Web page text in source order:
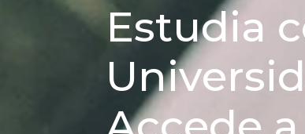
Estudia